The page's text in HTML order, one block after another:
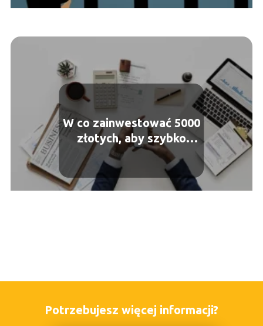
W co zainwestować 5000
złotych, aby szybko
zarobić? Dwa sposoby na
miarę XXI wieku
Potrzebujesz więcej informacji?